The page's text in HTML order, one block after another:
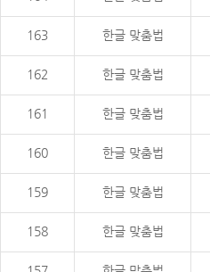
163 한글 맞춤법
162 한글 맞춤법
161 한글 맞춤법
160 한글 맞춤법
159 한글 맞춤법
158 한글 맞춤법